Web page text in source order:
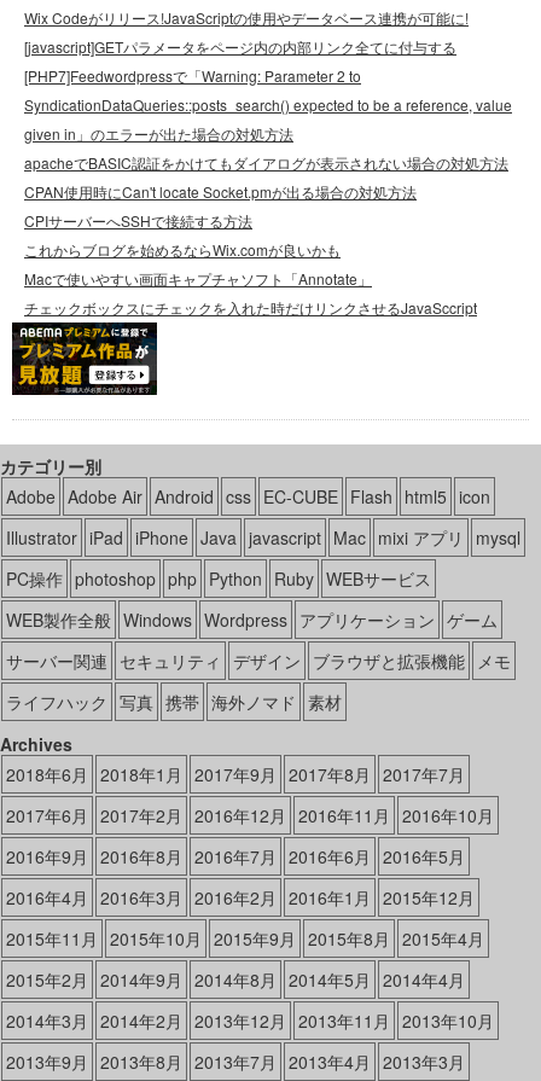
Wix Codeがリリース!JavaScriptの使用やデータベース連携が可能に!
[javascript]GETパラメータをページ内の内部リンク全てに付与する
[PHP7]Feedwordpressで「Warning: Parameter 2 to
SyndicationDataQueries::posts_search() expected to be a reference, value
given in」のエラーが出た場合の対処方法
apacheでBASIC認証をかけてもダイアログが表示されない場合の対処方法
CPAN使用時にCan't locate Socket.pmが出る場合の対処方法
CPIサーバーへSSHで接続する方法
これからブログを始めるならWix.comが良いかも
Macで使いやすい画面キャプチャソフト「Annotate」
チェックボックスにチェックを入れた時だけリンクさせるJavaSccript
カテゴリー別
Adobe Adobe Air Android css EC-CUBE Flash html5 icon
Illustrator iPad iPhone Java javascript Mac mixi アプリ
mysql
PC操作 photoshop php Python Ruby WEBサービス
WEB製作全般 Windows Wordpress アプリケーション ゲーム
サーバー関連 セキュリティ デザイン ブラウザと拡張機能
メモ
ライフハック 写真 携帯 海外ノマド 素材
Archives
2018年6月
2018年1月 2017年9月 2017年8月
2017年7月
2017年6月
2017年2月 2016年12月 2016年11月
2016年10月
2016年9月
2016年8月 2016年7月 2016年6月
2016年5月
2016年4月
2016年3月 2016年2月 2016年1月
2015年12月
2015年11月
2015年10月 2015年9月 2015年8月
2015年4月
2015年2月
2014年9月 2014年8月 2014年5月
2014年4月
2014年3月
2014年2月 2013年12月 2013年11月
2013年10月
2013年9月
2013年8月 2013年7月 2013年4月 2013年3月